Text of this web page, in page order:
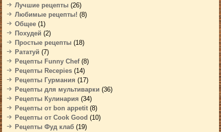
Лучшие рецепты (26)
Любимые рецепты! (8)
Общее (1)
Похудей (2)
Простые рецепты (18)
Рататуй (7)
Рецепты Funny Chef(8)
Рецепты Recepies (14)
Рецепты Гурмания (17)
Рецепты для мультиварки (36)
Рецепты Кулинария (34)
Рецепты от bon appetit (8)
Рецепты от Cook Good (10)
Рецепты Фуд клаб (19)